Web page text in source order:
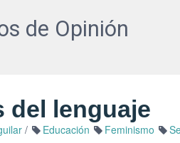
de Opinión
del lenguaje
/ Educación Feminismo